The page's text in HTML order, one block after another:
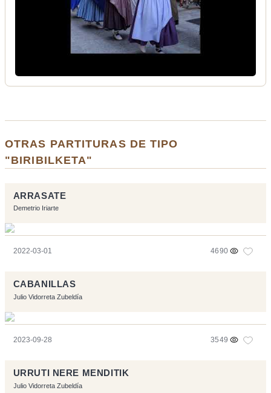
OTRAS PARTITURAS DE TIPO
"BIRIBILKETA"
ARRASATE
Demetrio Iriarte
2022-03-01 4690
CABANILLAS
Julio Vidorreta Zubeldía
2023-09-28 3549
URRUTI NERE MENDITIK
Julio Vidorreta Zubeldía